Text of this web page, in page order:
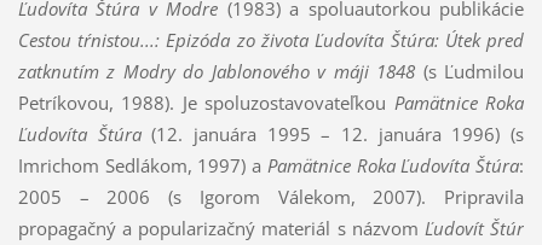
Ľudovíta Štúra v Modre (1983) a spoluautorkou publikácie
Cestou tŕnistou...: Epizóda zo života Ľudovíta Štúra: Útek pred
zatknutím z Modry do Jablonového v máji 1848 (s Ľudmilou
Petríkovou, 1988). Je spoluzostavovateľkou Pamätnice Roka
Ľudovíta Štúra(12. januára 1995 – 12. januára 1996) (s
Imrichom Sedlákom, 1997) a Pamätnice Roka Ľudovíta Štúra:
2005 – 2006 (s Igorom Válekom, 2007). Pripravila
propagačný a popularizačný materiál s názvom Ľudovít Štúr